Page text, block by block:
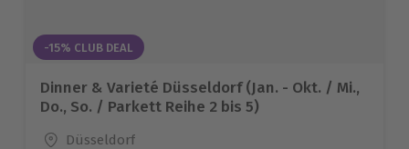
-15% CLUB DEAL
Dinner & Varieté Düsseldorf (Jan. - Okt. / Mi.,
Do., So. / Parkett Reihe 2 bis 5)
Standort
Düsseldorf